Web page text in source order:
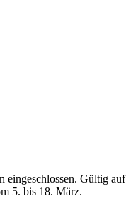
eingeschlossen. Gültig auf
5. bis 18. März.